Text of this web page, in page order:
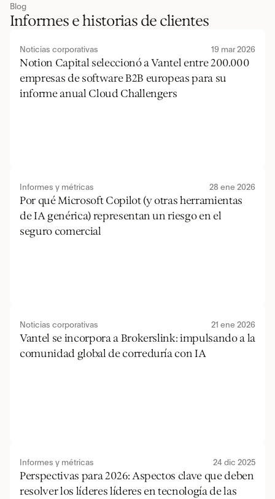
Blog
Informes e historias de clientes
Noticias corporativas 19 mar 2026
Notion Capital seleccionó a Vantel entre 200.000
empresas de software B2B europeas para su
informe anual Cloud Challengers
Informes y métricas 28 ene 2026
Por qué Microsoft Copilot (y otras herramientas
de IA genérica) representan un riesgo en el
seguro comercial
Noticias corporativas 21 ene 2026
Vantel se incorpora a Brokerslink: impulsando a la
comunidad global de correduría con IA
Informes y métricas 24 dic 2025
Perspectivas para 2026: Aspectos clave que deben
resolver los líderes líderes en tecnología de las